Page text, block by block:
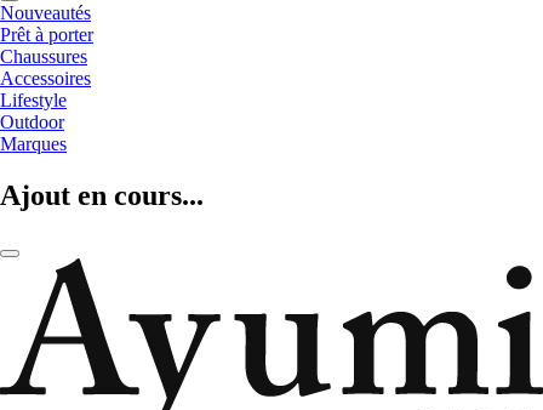
Nouveautés
Prêt à porter
Chaussures
Accessoires
Lifestyle
Outdoor
Marques
Ajout en cours...